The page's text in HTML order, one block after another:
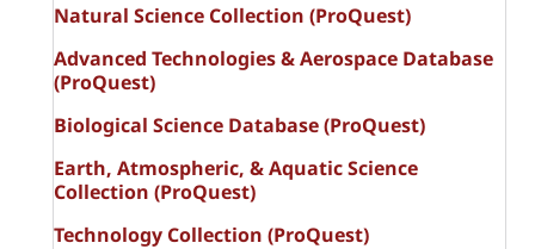
Natural Science Collection (ProQuest)
Advanced Technologies & Aerospace Database
(ProQuest)
Biological Science Database (ProQuest)
Earth, Atmospheric, & Aquatic Science
Collection (ProQuest)
Technology Collection (ProQuest)